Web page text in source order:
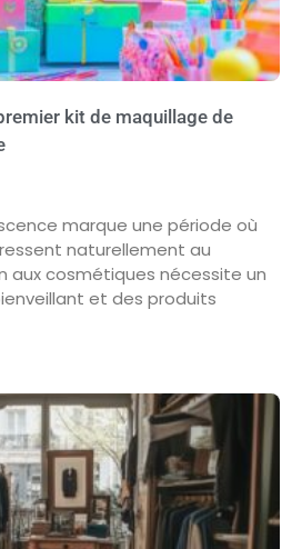
kit de maquillage de
marque une période où
naturellement au
aux cosmétiques nécessite un
et des produits